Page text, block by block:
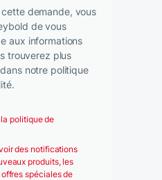
demande, vous
de vous
aux informations
trouverez plus
notre politique
politique de
des notifications
produits, les
spéciales de